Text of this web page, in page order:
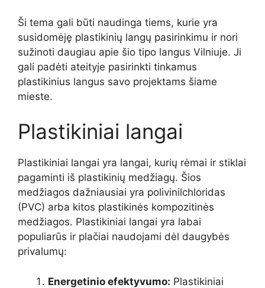
Ši tema gali būti naudinga tiems, kurie yra
susidomėję plastikinių langų pasirinkimu ir nori
sužinoti daugiau apie šio tipo langus Vilniuje. Ji
gali padėti ateityje pasirinkti tinkamus
plastikinius langus savo projektams šiame
mieste.
Plastikiniai langai
Plastikiniai langai yra langai, kurių rėmai ir stiklai
pagaminti iš plastikinių medžiagų. Šios
medžiagos dažniausiai yra polivinilchloridas
(PVC) arba kitos plastikinės kompozitinės
medžiagos. Plastikiniai langai yra labai
populiarūs ir plačiai naudojami dėl daugybės
privalumų:
Energetinio efektyvumo: Plastikiniai